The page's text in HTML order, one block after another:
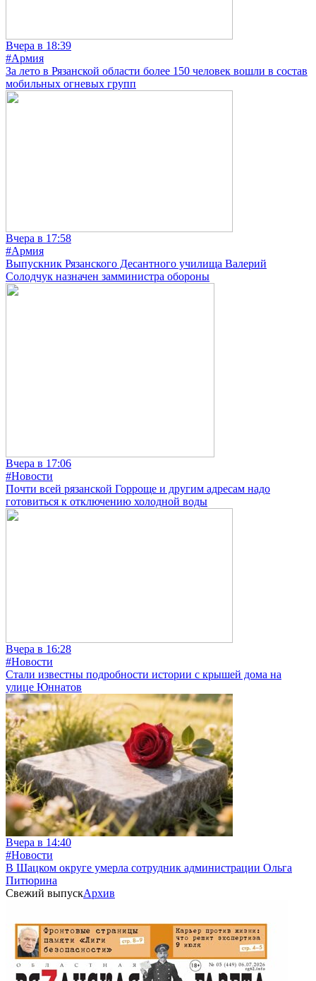
Вчера в 18:39
#Армия
За лето в Рязанской области более 150 человек вошли в состав
мобильных огневых групп
Вчера в 17:58
#Армия
Выпускник Рязанского Десантного училища Валерий
Солодчук назначен замминистра обороны
Вчера в 17:06
#Новости
Почти всей рязанской Горроще и другим адресам надо
готовиться к отключению холодной воды
Вчера в 16:28
#Новости
Стали известны подробности истории с крышей дома на
улице Юннатов
Вчера в 14:40
#Новости
В Шацком округе умерла сотрудник администрации Ольга
Питюрина
Свежий выпускАрхив